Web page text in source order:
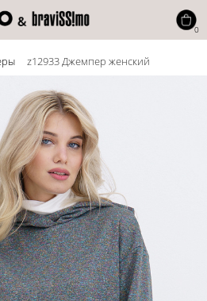
z12933 Джемпер женский
0